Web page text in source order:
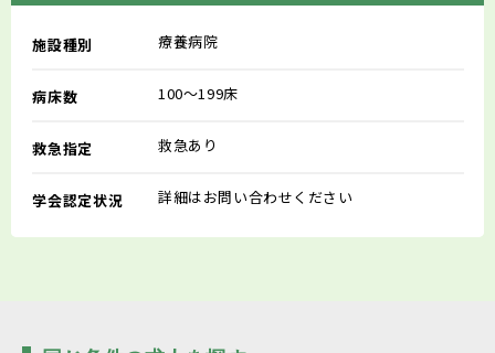
施設種別 療養病院
病床数 100～199床
救急指定 救急あり
学会認定状況 詳細はお問い合わせください